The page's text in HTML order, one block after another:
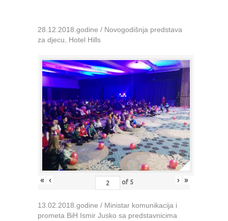
28.12.2018.godine / Novogodišnja predstava
za djecu, Hotel Hills
« ‹ of 5 › »
13.02.2018.godine / Ministar komunikacija i
prometa BiH Ismir Jusko sa predstavnicima